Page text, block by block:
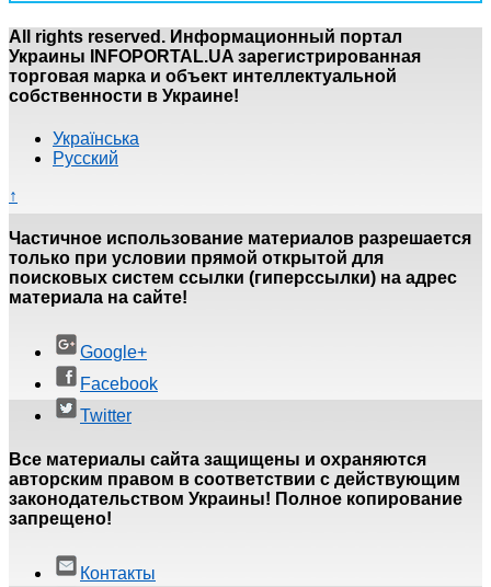
All rights reserved. Информационный портал
Украины INFOPORTAL.UA зарегистрированная
торговая марка и объект интеллектуальной
собственности в Украине!
Українська
Русский
↑
Частичное использование материалов разрешается
только при условии прямой открытой для
поисковых систем ссылки (гиперссылки) на адрес
материала на сайте!
Google+
Facebook
Twitter
Все материалы сайта защищены и охраняются
авторским правом в соответствии с действующим
законодательством Украины! Полное копирование
запрещено!
Контакты